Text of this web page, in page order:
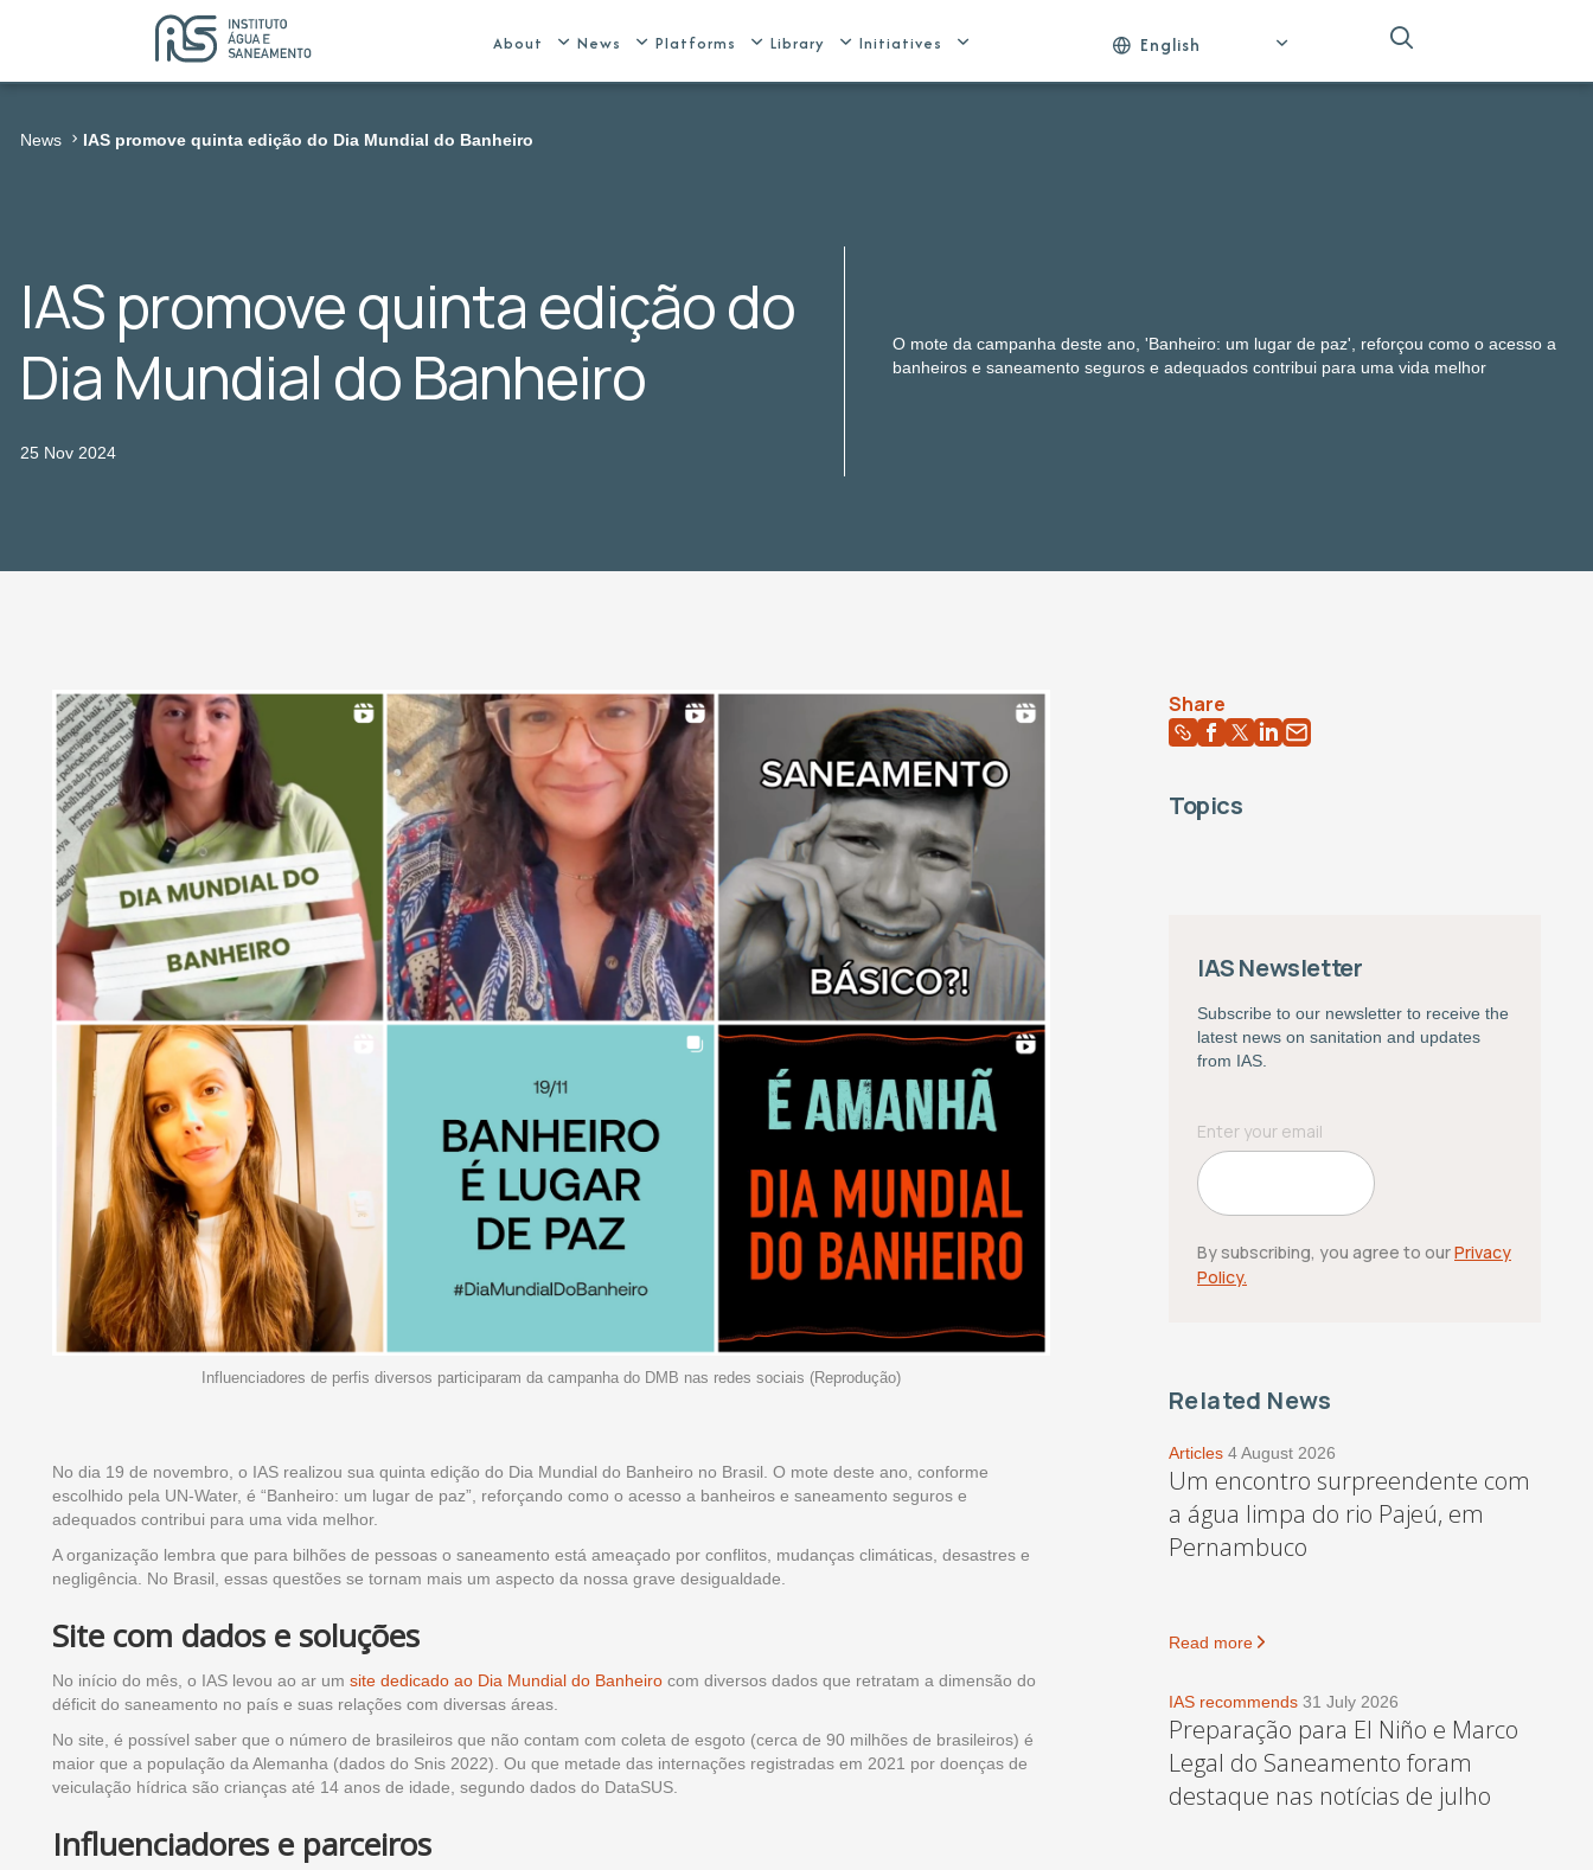
About News Platforms Library Initiatives English
News IAS promove quinta edição do Dia Mundial do Banheiro
IAS promove quinta edição do
Dia Mundial do Banheiro
25 Nov 2024
O mote da campanha deste ano, 'Banheiro: um lugar de paz', reforçou como o acesso a
banheiros e saneamento seguros e adequados contribui para uma vida melhor
Influenciadores de perfis diversos participaram da campanha do DMB nas redes sociais (Reprodução)
No dia 19 de novembro, o IAS realizou sua quinta edição do Dia Mundial do Banheiro no Brasil. O mote deste ano, conforme
escolhido pela UN-Water, é “Banheiro: um lugar de paz”, reforçando como o acesso a banheiros e saneamento seguros e
adequados contribui para uma vida melhor.
A organização lembra que para bilhões de pessoas o saneamento está ameaçado por conflitos, mudanças climáticas, desastres e
negligência. No Brasil, essas questões se tornam mais um aspecto da nossa grave desigualdade.
Site com dados e soluções
No início do mês, o IAS levou ao ar um site dedicado ao Dia Mundial do Banheiro com diversos dados que retratam a dimensão do
déficit do saneamento no país e suas relações com diversas áreas.
No site, é possível saber que o número de brasileiros que não contam com coleta de esgoto (cerca de 90 milhões de brasileiros) é
maior que a população da Alemanha (dados do Snis 2022). Ou que metade das internações registradas em 2021 por doenças de
veiculação hídrica são crianças até 14 anos de idade, segundo dados do DataSUS.
Influenciadores e parceiros
Share
Topics
IAS Newsletter
Subscribe to our newsletter to receive the
latest news on sanitation and updates
from IAS.
By subscribing, you agree to ourPrivacy
Policy.
Related News
Articles 4 August 2026
Um encontro surpreendente com
a água limpa do rio Pajeú, em
Pernambuco
Read more
IAS recommends 31 July 2026
Preparação para El Niño e Marco
Legal do Saneamento foram
destaque nas notícias de julho